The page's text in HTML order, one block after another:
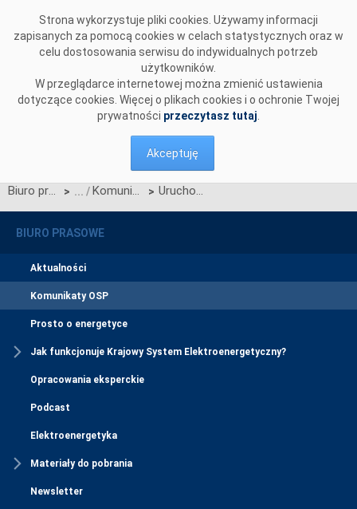
Strona wykorzystuje pliki cookies. Używamy informacji
zapisanych za pomocą cookies w celach statystycznych oraz w
celu dostosowania serwisu do indywidualnych potrzeb
użytkowników.
W przeglądarce internetowej można zmienić ustawienia
dotyczące cookies. Więcej o plikach cookies i o ochronie Twojej
prywatności przeczytasz tutaj
Akceptuję
Biuro prasowe > Komunikaty OSP > Uruchomienie mechanizmu elastycznego zapotrzebowania na energię bilansującą z aFRR w platformie PICASSO
BIURO PRASOWE
Aktualności
Komunikaty OSP
Prosto o energetyce
Jak funkcjonuje Krajowy System Elektroenergetyczny?
Opracowania eksperckie
Podcast
Elektroenergetyka
Materiały do pobrania
Newsletter